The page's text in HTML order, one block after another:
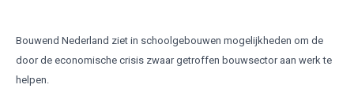
Bouwend Nederland ziet in schoolgebouwen mogelijkheden om de
door de economische crisis zwaar getroffen bouwsector aan werk te
helpen.